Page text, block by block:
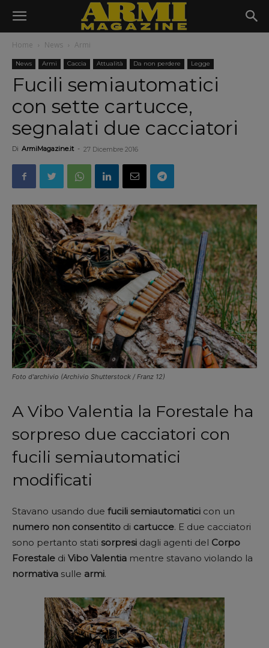
Home News Armi
News Armi Caccia Attualità Da non perdere Legge
Fucili semiautomatici
con sette cartucce,
segnalati due cacciatori
Di ArmiMagazine.it - 27 Dicembre 2016
Foto d'archivio (Archivio Shutterstock / Franz 12)
A Vibo Valentia la Forestale ha
sorpreso due cacciatori con
fucili semiautomatici
modificati
Stavano usando due fucili semiautomatici con un
numero non consentito di cartucce. E due cacciatori
sono pertanto stati sorpresi dagli agenti del Corpo
Forestale di Vibo Valentia mentre stavano violando la
normativa sulle armi.